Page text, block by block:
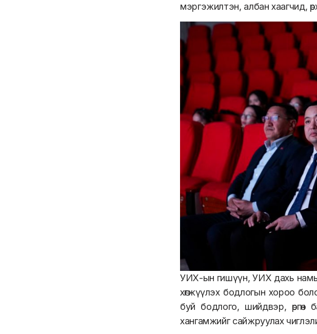
мэргэжилтэн, албан хаагчид,
УИХ-ын гишүүн, УИХ дахь
хөгжүүлэх бодлогын хороо
буй бодлого, шийдвэр,
хангамжийг сайжруулах